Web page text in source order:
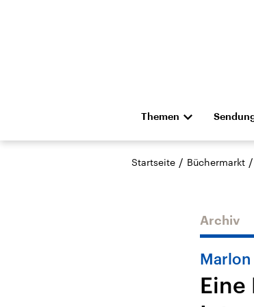
Themen
Die Nachrichten
Hörspiel und Feature
Landtagswahl
Startseite / Büchermarkt /
Archiv
Marlon
Eine